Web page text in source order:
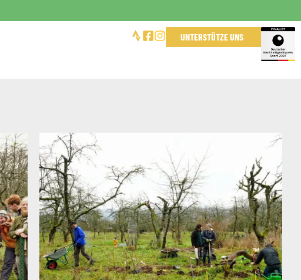
UNTERSTÜTZE UNS